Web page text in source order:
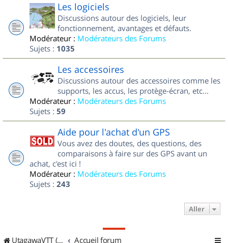
Les logiciels
Discussions autour des logiciels, leur
fonctionnement, avantages et défauts.
Modérateur : Modérateurs des Forums
Sujets : 1035
Les accessoires
Discussions autour des accessoires comme les
supports, les accus, les protège-écran, etc...
Modérateur : Modérateurs des Forums
Sujets : 59
Aide pour l'achat d'un GPS
Vous avez des doutes, des questions, des
comparaisons à faire sur des GPS avant un
achat, c'est ici !
Modérateur : Modérateurs des Forums
Sujets : 243
Aller
UtagawaVTT (Randos VTT et VTTAE avec traces GPS) Accueil forum